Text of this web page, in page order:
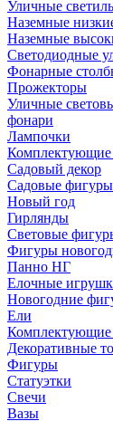
Уличные
Наземные
Наземные
Светодиодные
Фонарные
Прожекторы
Уличные
фонари
Лампочки
Комплектующие
Садовый декор
Садовые фигуры
Новый год
Гирлянды
Световые
Фигуры
Панно НГ
Елочные
Новогодние
Ели
Комплектующие
Декоративные
Фигуры
Статуэтки
Свечи
Вазы